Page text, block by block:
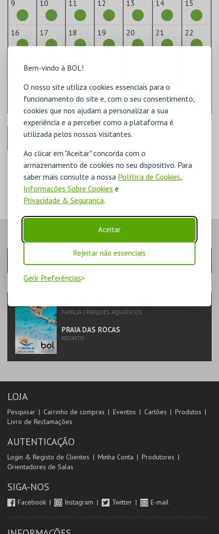
Bem-vindo à BOL!
O nosso site utiliza cookies essenciais para o
funcionamento do site e, com o seu consentimento,
cookies que nos ajudam a personalizar a sua
experiência e a perceber como a plataforma é
utilizada pelos nossos visitantes.
Ao clicar em "Aceitar" concorda com o
armazenamento de cookies no seu dispositivo. Para
saber mais consulte a nossa Política de Cookies
Informações Sobre Cookies e
Privacidade & Segurança.
Aceitar
Rejeitar não essenciais
Gerir Preferências
9 10 11 12 13 14 15
16 17 18 19 20 21 22
31 1 2 3 4
ANTERIOR
DISPONÍVEL
ESGOTADO
PASSO- SESSÃO
PASSO- EVENTO
FAMÍLIA | PARQUES AQUÁTICOS
PRAIA DAS ROCAS
RECINTO
LOJA
Pesquisar Carrinho de compras Eventos Cartões
Produtos
Livro de Reclamações
AUTENTICAÇÃO
Login & Registo de Clientes Minha Conta
Produtores
Orientadores de Salas
SIGA-NOS
Facebook Instagram Twitter E-mail